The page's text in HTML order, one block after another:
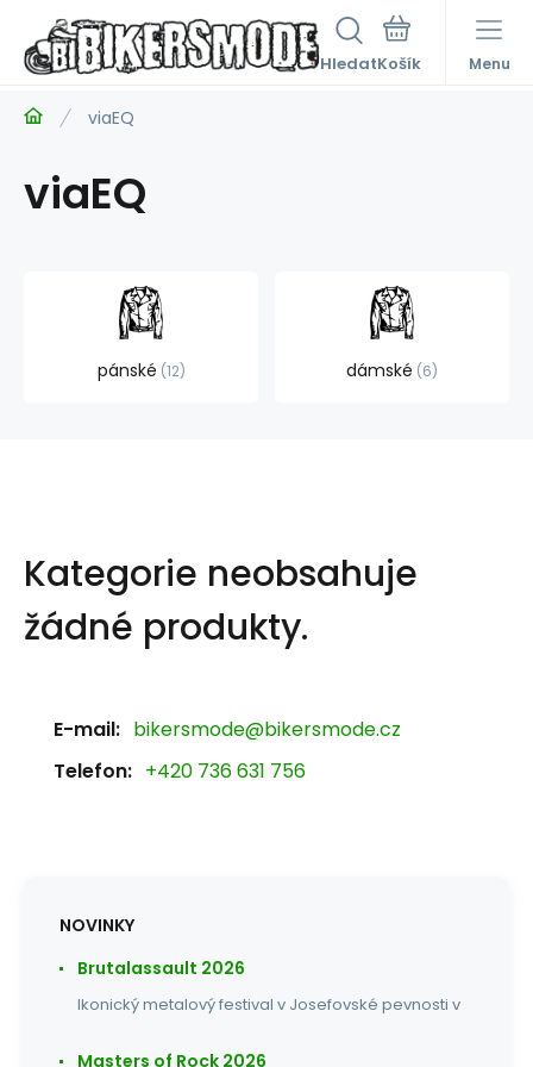
Hledat Menu
viaEQ
viaEQ
pánské 12 dámské 6
Kategorie neobsahuje
žádné produkty.
E-mail: bikersmode@bikersmode.cz
Telefon: +420 736 631 756
NOVINKY
Brutalassault 2026
Ikonický metalový festival v Josefovské pevnosti v
Masters of Rock 2026